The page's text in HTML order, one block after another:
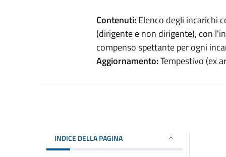
Contenuti:Elenco degli incarichi
(dirigente e non dirigente), con
compenso spettante per ogni
Aggiornamento:Tempestivo (ex
INDICE DELLA PAGINA